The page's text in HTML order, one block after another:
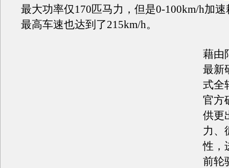
最大功率仅170匹马力，但是0-100km/h加
最高车速也达到了215km/h。
藉由
最新
式全
官方
供更
力、
性，
前轮